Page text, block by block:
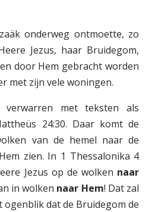
onderweg ontmoette, zo
Jezus, haar Bruidegom,
door Hem gebracht worden
met zijn vele woningen.
met teksten als
24:30. Daar komt de
van de hemel naar de
zien. In 1 Thessalonika 4
Jezus op de wolken naar
in wolken naar Hem! Dat zal
ogenblik dat de Bruidegom de